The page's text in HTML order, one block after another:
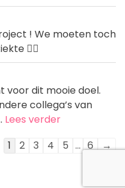
! We moeten toch
😵‍💫
voor dit mooie doel.
collega’s van
Lees verder
Navigatie
1 2 3 4 5 ... 6 →